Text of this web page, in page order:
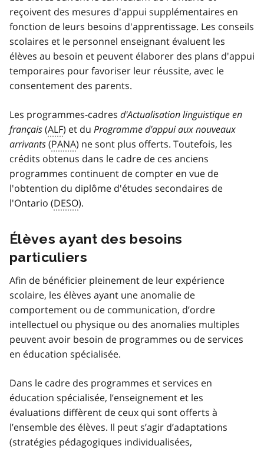
reçoivent des mesures d'appui supplémentaires en
fonction de leurs besoins d'apprentissage. Les conseils
scolaires et le personnel enseignant évaluent les
élèves au besoin et peuvent élaborer des plans d'appui
temporaires pour favoriser leur réussite, avec le
consentement des parents.
Les programmes-cadres d'Actualisation linguistique en
français(ALF) et du Programme d'appui aux nouveaux
arrivants(PANA) ne sont plus offerts. Toutefois, les
crédits obtenus dans le cadre de ces anciens
programmes continuent de compter en vue de
l'obtention du diplôme d'études secondaires de
l'Ontario (DESO).
Élèves ayant des besoins
particuliers
Afin de bénéficier pleinement de leur expérience
scolaire, les élèves ayant une anomalie de
comportement ou de communication, d’ordre
intellectuel ou physique ou des anomalies multiples
peuvent avoir besoin de programmes ou de services
en éducation spécialisée.
Dans le cadre des programmes et services en
éducation spécialisée, l’enseignement et les
évaluations diffèrent de ceux qui sont offerts à
l’ensemble des élèves. Il peut s’agir d’adaptations
(stratégies pédagogiques individualisées,